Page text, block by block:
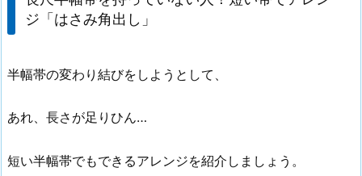
ジ「はさみ角出し」
半幅帯の変わり結びをしようとして、
あれ、長さが足りひん…
短い半幅帯でもできるアレンジを紹介しましょう。